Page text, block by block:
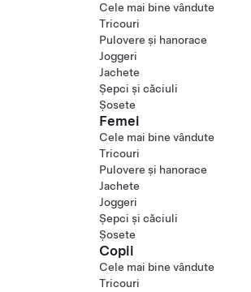
Cele mai bine vândute
Tricouri
Pulovere și hanorace
Joggeri
Jachete
Șepci și căciuli
Șosete
Femei
Cele mai bine vândute
Tricouri
Pulovere și hanorace
Jachete
Joggeri
Șepci și căciuli
Șosete
Copii
Cele mai bine vândute
Tricouri